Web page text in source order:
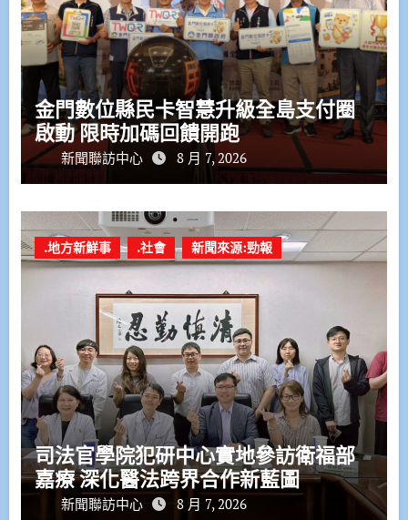
金門數位縣民卡智慧升級全島支付圈
啟動 限時加碼回饋開跑
新聞聯訪中心 8 月 7, 2026
.地方新鮮事 .社會 新聞來源:勁報
司法官學院犯研中心實地參訪衛福部
嘉療 深化醫法跨界合作新藍圖
新聞聯訪中心 8 月 7, 2026